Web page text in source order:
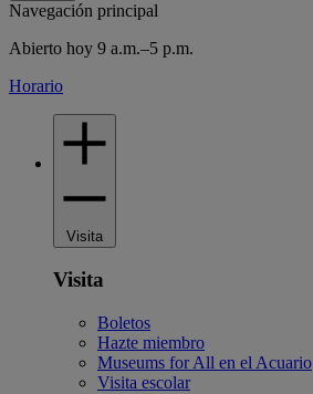
Navegación principal
Abierto hoy 9 a.m.–5 p.m.
Horario
Visita
Visita
Boletos
Hazte miembro
Museums for All en el Acuario
Visita escolar